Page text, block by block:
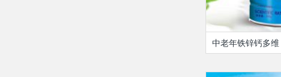
中老年铁锌钙多维